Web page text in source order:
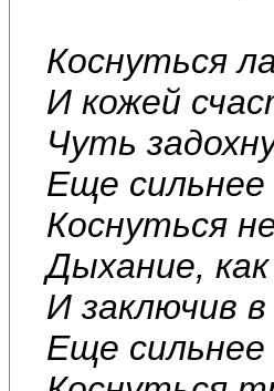
Коснуться
И кожей
Чуть
Еще
Коснуться
Дыхание,
И заключив
Еще